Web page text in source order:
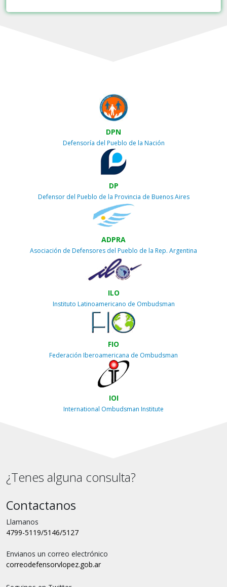
DPN
Defensoría del Pueblo de la Nación
DP
Defensor del Pueblo de la Provincia de Buenos Aires
ADPRA
Asociación de Defensores del Pueblo de la Rep. Argentina
ILO
Instituto Latinoamericano de Ombudsman
FIO
Federación Iberoamericana de Ombudsman
IOI
International Ombudsman Institute
¿Tenes alguna consulta?
Contactanos
Llamanos
4799-5119/5146/5127
Envianos un correo electrónico
correodefensorvlopez.gob.ar